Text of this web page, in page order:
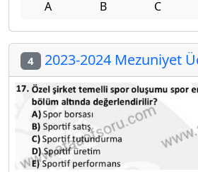
A B C
4 2023-2024 Mezuniyet